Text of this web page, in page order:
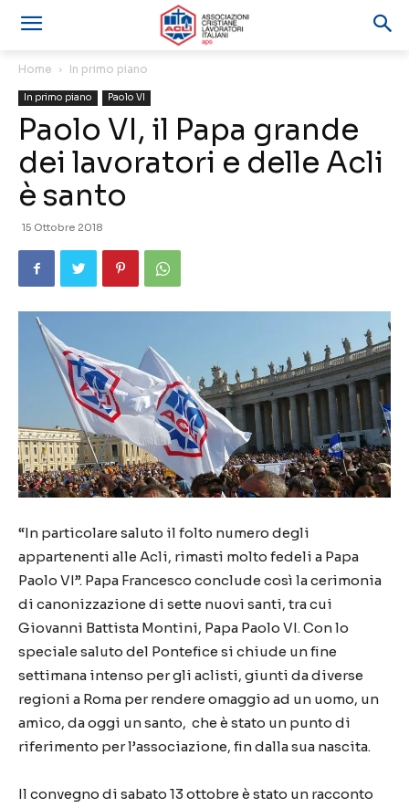
Home In primo piano
In primo piano Paolo VI
Paolo VI, il Papa grande
dei lavoratori e delle Acli
è santo
15 Ottobre 2018
“In particolare saluto il folto numero degli
appartenenti alle Acli, rimasti molto fedeli a Papa
Paolo VI”. Papa Francesco conclude così la cerimonia
di canonizzazione di sette nuovi santi, tra cui
Giovanni Battista Montini, Papa Paolo VI. Con lo
speciale saluto del Pontefice si chiude un fine
settimana intenso per gli aclisti, giunti da diverse
regioni a Roma per rendere omaggio ad un uomo, un
amico, da oggi un santo, che è stato un punto di
riferimento per l’associazione, fin dalla sua nascita.
Il convegno di sabato 13 ottobre è stato un racconto